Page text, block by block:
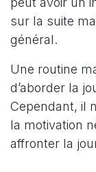
sur la suite
général.
Une routine
d’aborder la
Cependant, il
la motivation
affronter la